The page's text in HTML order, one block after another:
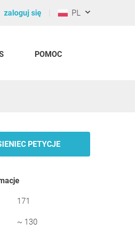
zaloguj się PL
POMOC
PETYCJE
171
~ 130